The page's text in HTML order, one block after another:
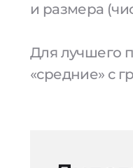
и размера
Для лучшего
«средние» с